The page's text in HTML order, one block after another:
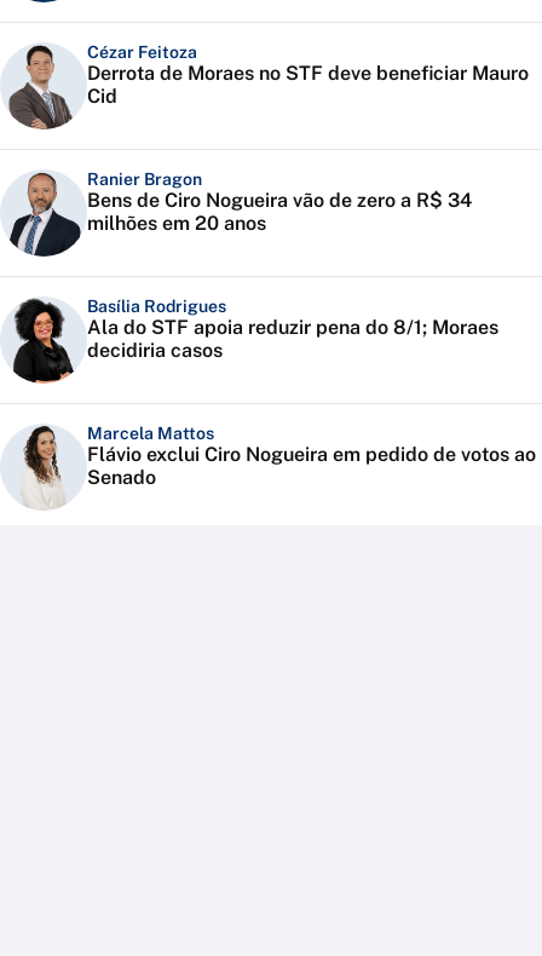
Cézar Feitoza
Derrota de Moraes no STF deve beneficiar Mauro
Cid
Ranier Bragon
Bens de Ciro Nogueira vão de zero a R$ 34
milhões em 20 anos
Basília Rodrigues
Ala do STF apoia reduzir pena do 8/1; Moraes
decidiria casos
Marcela Mattos
Flávio exclui Ciro Nogueira em pedido de votos ao
Senado